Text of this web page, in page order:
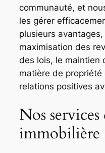
communauté, et
les gérer
plusieurs
maximisation des
des lois, le maintien
matière de
relations positives
Nos
immobilière